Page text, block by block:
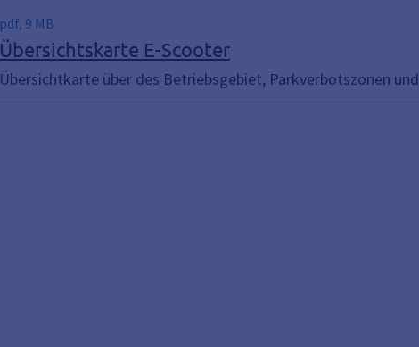
pdf, 9 MB
Übersichtskarte E-Scooter
Übersichtkarte über des Betriebsgebiet, Parkverbotszonen